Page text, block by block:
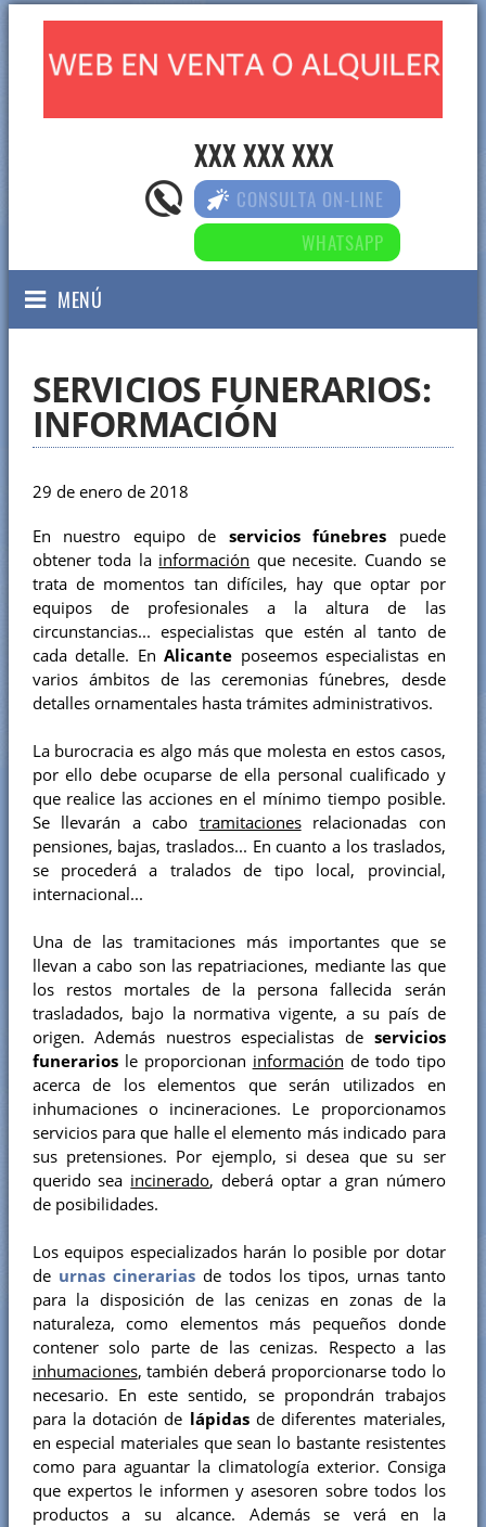
XXX XXX XXX
CONSULTA ON-LINE
WHATSAPP
MENÚ
SERVICIOS FUNERARIOS:
INFORMACIÓN
29 de enero de 2018
En nuestro equipo de servicios fúnebres puede
obtener toda la información que necesite. Cuando se
trata de momentos tan difíciles, hay que optar por
equipos de profesionales a la altura de las
circunstancias... especialistas que estén al tanto de
cada detalle. EnAlicante poseemos especialistas en
varios ámbitos de las ceremonias fúnebres, desde
detalles ornamentales hasta trámites administrativos.
La burocracia es algo más que molesta en estos casos,
por ello debe ocuparse de ella personal cualificado y
que realice las acciones en el mínimo tiempo posible.
Se llevarán a cabo tramitacionesrelacionadas con
pensiones, bajas, traslados... En cuanto a los traslados,
se procederá a tralados de tipo local, provincial,
internacional...
Una de las tramitaciones más importantes que se
llevan a cabo son las repatriaciones, mediante las que
los restos mortales de la persona fallecida serán
trasladados, bajo la normativa vigente, a su país de
origen. Además nuestros especialistas de servicios
funerariosle proporcionan información de todo tipo
acerca de los elementos que serán utilizados en
inhumaciones o incineraciones. Le proporcionamos
servicios para que halle el elemento más indicado para
sus pretensiones. Por ejemplo, si desea que su ser
querido sea incinerado, deberá optar a gran número
de posibilidades.
Los equipos especializados harán lo posible por dotar
de urnas cinerariasde todos los tipos, urnas tanto
para la disposición de las cenizas en zonas de la
naturaleza, como elementos más pequeños donde
contener solo parte de las cenizas. Respecto a las
inhumaciones, también deberá proporcionarse todo lo
necesario. En este sentido, se propondrán trabajos
para la dotación de
lápidasde diferentes materiales,
en especial materiales que sean lo bastante resistentes
como para aguantar la climatología exterior. Consiga
que expertos le informen y asesoren sobre todos los
productos a su alcance. Además se verá en la